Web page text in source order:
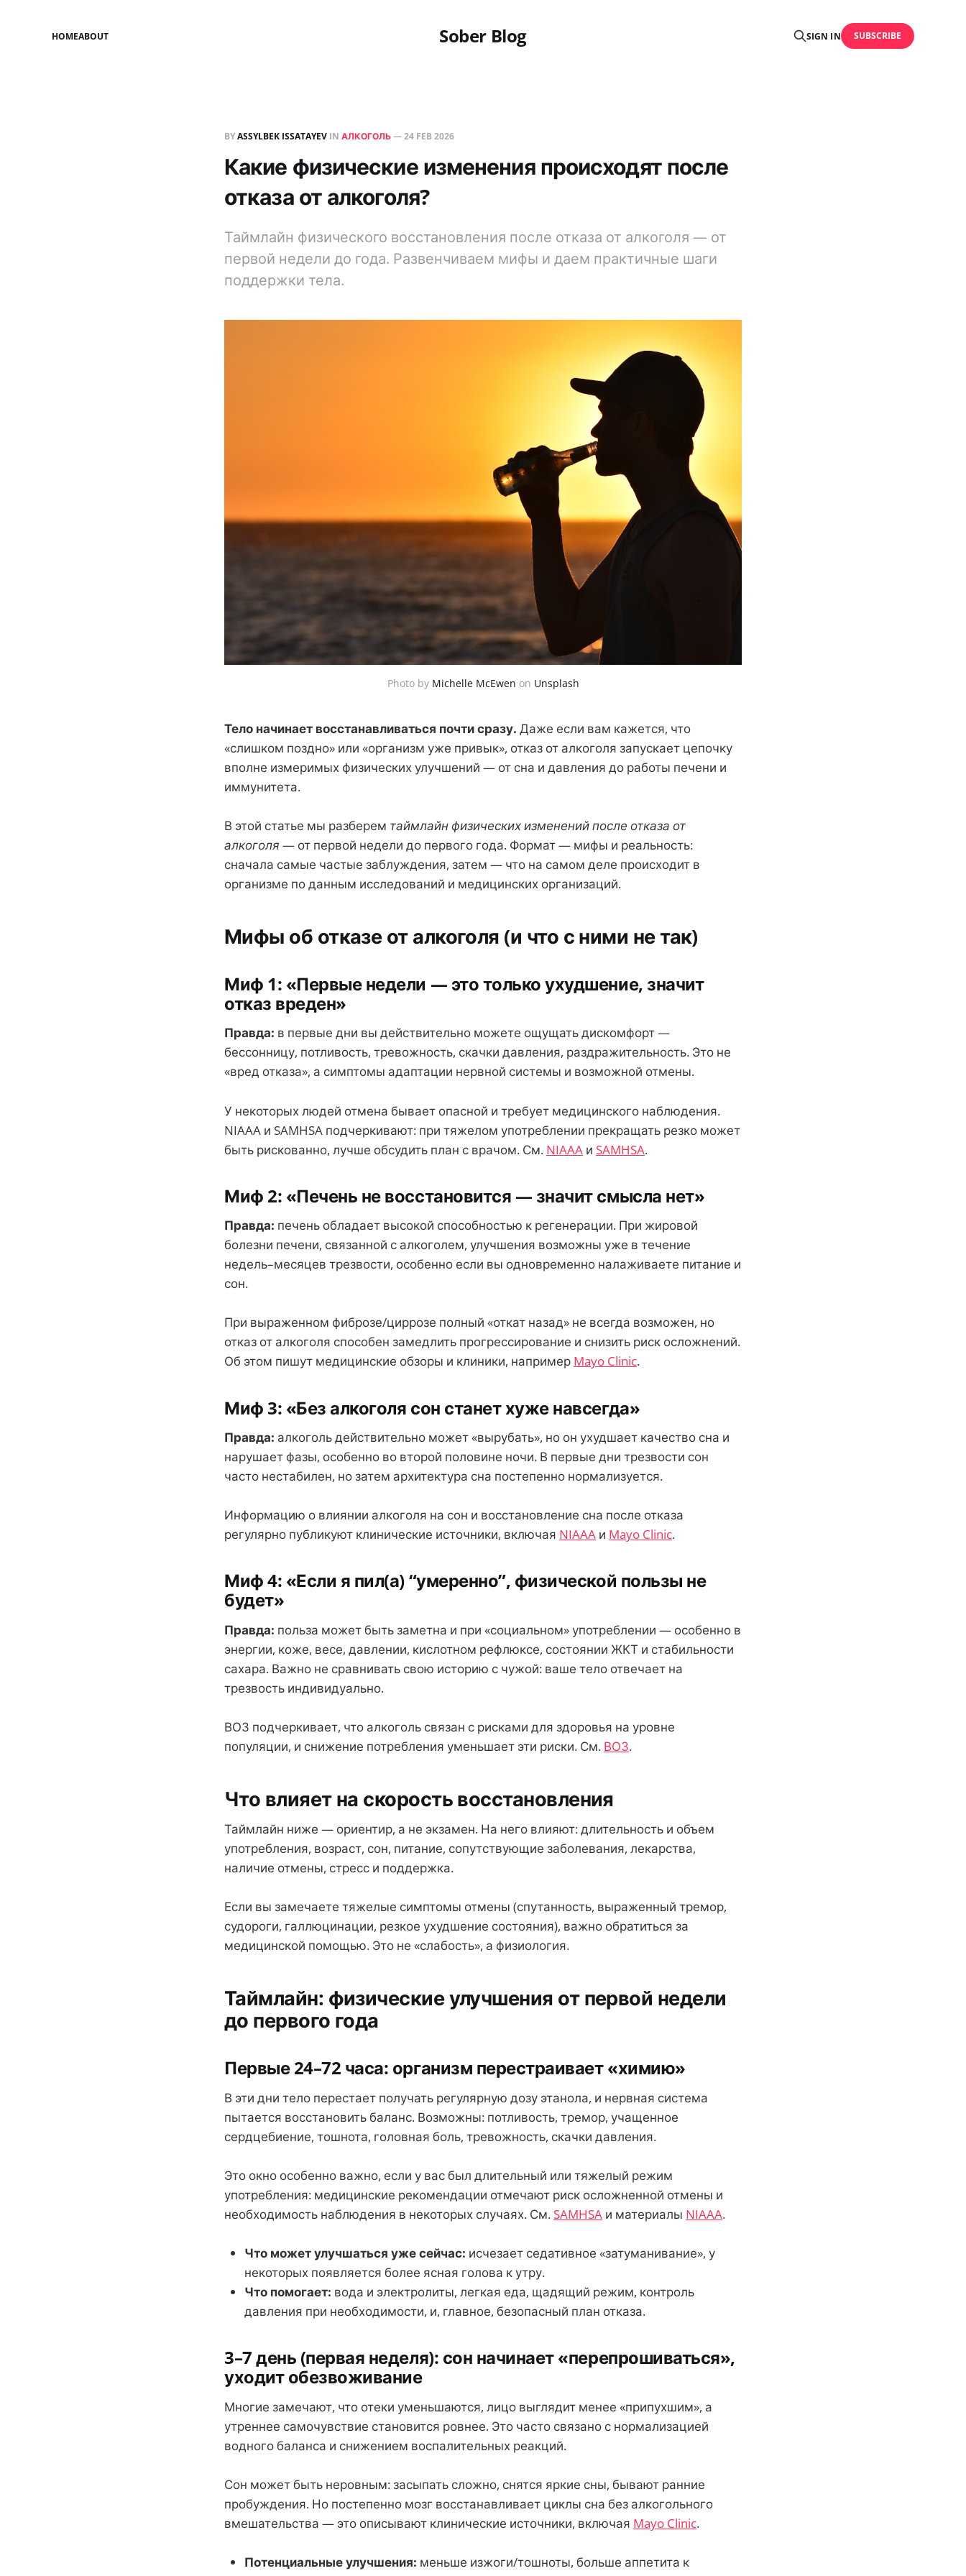
Sober Blog
HOMEABOUT SIGN IN SUBSCRIBE
BYASSYLBEK ISSATAYEV IN АЛКОГОЛЬ—24 FEB 2026
Какие физические изменения происходят после
отказа от алкоголя?
Таймлайн физического восстановления после отказа от алкоголя — от
первой недели до года. Развенчиваем мифы и даем практичные шаги
поддержки тела.
Photo by Michelle McEwen on Unsplash
Тело начинает восстанавливаться почти сразу. Даже если вам кажется, что
«слишком поздно» или «организм уже привык», отказ от алкоголя запускает цепочку
вполне измеримых физических улучшений — от сна и давления до работы печени и
иммунитета.
В этой статье мы разберем таймлайн физических изменений после отказа от
алкоголя — от первой недели до первого года. Формат — мифы и реальность:
сначала самые частые заблуждения, затем — что на самом деле происходит в
организме по данным исследований и медицинских организаций.
Мифы об отказе от алкоголя (и что с ними не так)
Миф 1: «Первые недели — это только ухудшение, значит
отказ вреден»
Правда: в первые дни вы действительно можете ощущать дискомфорт —
бессонницу, потливость, тревожность, скачки давления, раздражительность. Это не
«вред отказа», а симптомы адаптации нервной системы и возможной отмены.
У некоторых людей отмена бывает опасной и требует медицинского наблюдения.
NIAAA и SAMHSA подчеркивают: при тяжелом употреблении прекращать резко может
быть рискованно, лучше обсудить план с врачом. См. NIAAA и SAMHSA.
Миф 2: «Печень не восстановится — значит смысла нет»
Правда: печень обладает высокой способностью к регенерации. При жировой
болезни печени, связанной с алкоголем, улучшения возможны уже в течение
недель–месяцев трезвости, особенно если вы одновременно налаживаете питание и
сон.
При выраженном фиброзе/циррозе полный «откат назад» не всегда возможен, но
отказ от алкоголя способен замедлить прогрессирование и снизить риск осложнений.
Об этом пишут медицинские обзоры и клиники, например Mayo Clinic.
Миф 3: «Без алкоголя сон станет хуже навсегда»
Правда: алкоголь действительно может «вырубать», но он ухудшает качество сна и
нарушает фазы, особенно во второй половине ночи. В первые дни трезвости сон
часто нестабилен, но затем архитектура сна постепенно нормализуется.
Информацию о влиянии алкоголя на сон и восстановление сна после отказа
регулярно публикуют клинические источники, включая NIAAA и Mayo Clinic.
Миф 4: «Если я пил(а) “умеренно”, физической пользы не
будет»
Правда: польза может быть заметна и при «социальном» употреблении — особенно в
энергии, коже, весе, давлении, кислотном рефлюксе, состоянии ЖКТ и стабильности
сахара. Важно не сравнивать свою историю с чужой: ваше тело отвечает на
трезвость индивидуально.
ВОЗ подчеркивает, что алкоголь связан с рисками для здоровья на уровне
популяции, и снижение потребления уменьшает эти риски. См. ВОЗ.
Что влияет на скорость восстановления
Таймлайн ниже — ориентир, а не экзамен. На него влияют: длительность и объем
употребления, возраст, сон, питание, сопутствующие заболевания, лекарства,
наличие отмены, стресс и поддержка.
Если вы замечаете тяжелые симптомы отмены (спутанность, выраженный тремор,
судороги, галлюцинации, резкое ухудшение состояния), важно обратиться за
медицинской помощью. Это не «слабость», а физиология.
Таймлайн: физические улучшения от первой недели
до первого года
Первые 24–72 часа: организм перестраивает «химию»
В эти дни тело перестает получать регулярную дозу этанола, и нервная система
пытается восстановить баланс. Возможны: потливость, тремор, учащенное
сердцебиение, тошнота, головная боль, тревожность, скачки давления.
Это окно особенно важно, если у вас был длительный или тяжелый режим
употребления: медицинские рекомендации отмечают риск осложненной отмены и
необходимость наблюдения в некоторых случаях. См. SAMHSA и материалы NIAAA.
Что может улучшаться уже сейчас: исчезает седативное «затуманивание», у
некоторых появляется более ясная голова к утру.
Что помогает: вода и электролиты, легкая еда, щадящий режим, контроль
давления при необходимости, и, главное, безопасный план отказа.
3–7 день (первая неделя): сон начинает «перепрошиваться»,
уходит обезвоживание
Многие замечают, что отеки уменьшаются, лицо выглядит менее «припухшим», а
утреннее самочувствие становится ровнее. Это часто связано с нормализацией
водного баланса и снижением воспалительных реакций.
Сон может быть неровным: засыпать сложно, снятся яркие сны, бывают ранние
пробуждения. Но постепенно мозг восстанавливает циклы сна без алкогольного
вмешательства — это описывают клинические источники, включая Mayo Clinic.
Потенциальные улучшения: меньше изжоги/тошноты, больше аппетита к